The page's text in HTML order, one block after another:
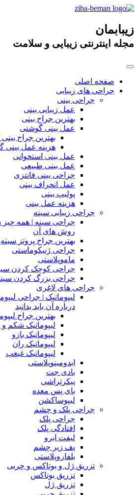
زیبابمان
مجله اینترنتی زیبایی و سلامت
صفحه اصلی
جراحی های زیبایی
جراحی بینی
عمل زیبایی بینی
بهترین جراح بینی
عمل بینی گوشتی
بهترین جراح
هزینه عمل بینی
عمل بینی استخوانی
عمل بینی طبیعی
جراحی بینی فانتزی
عمل انحراف بینی
پولیپ بینی
هزینه عمل بینی
جراحی زیبایی سینه
جراحی سینه | همه چیز
روش های آن
بهترین جراح پروتز سینه
جراحی ژنیکوماستی
ماموپلاستی
جراحی کوچک کردن
جراحی بزرگ کردن
جراحی های لاغری
لیپوماتیک | جراحی
درباره آن باید بدانید
بهترین جراح
لیپوماتیک شکم و
لیپوماتیک بازو
لیپوماتیک ران
لیپوماتیک غبغب
ابدومینوپلاستی
بادی‌ جت
پیکرتراشی
بای پس معده
لیپوساکشن
جراحی پلک و چشم
جراحی پلک
افتادگی پلک
لیفت ابرو
پف زیر چشم
بلفاروپلاستی
تزریق ژل و بوتاکس و چربی
تزریق بوتاکس
تزریق ژل